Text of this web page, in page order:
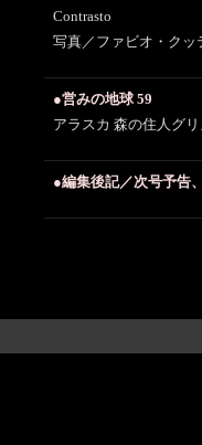
Contrasto
写真／ファビオ・ク
●営みの地球 59
アラスカ 森の住人グ
●編集後記／次号予告